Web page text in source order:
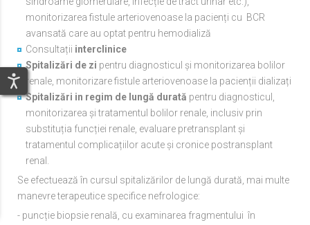
monitorizarea fistule arteriovenoase la pacienți cu BCR
avansată care au optat pentru hemodializă
Consultații interclinice
Spitalizări de zi pentru diagnosticul și monitorizarea bolilor
renale, monitorizare fistule arteriovenoase la pacienții dializați
Spitalizări in regim de lungă durată pentru diagnosticul,
monitorizarea și tratamentul bolilor renale, inclusiv prin
substituția funcției renale, evaluare pretransplant și
tratamentul complicațiilor acute și cronice postransplant
renal.
Se efectuează în cursul spitalizărilor de lungă durată, mai multe
manevre terapeutice specifice nefrologice:
- puncție biopsie renală, cu examinarea fragmentului în